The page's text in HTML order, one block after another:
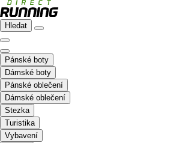
Hledat
Pánské boty
Dámské boty
Pánské oblečení
Dámské oblečení
Stezka
Turistika
Vybavení